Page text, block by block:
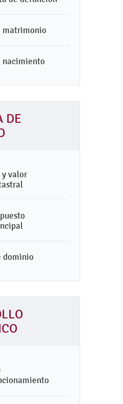
matrimonio
nacimiento
DE
valor
dominio